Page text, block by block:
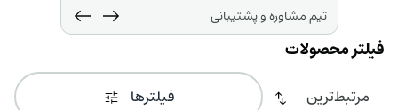
فیلترها
تیم مشاوره و پشتیبانی